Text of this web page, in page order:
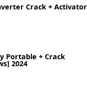
Crack + Activator
Portable + Crack
2024